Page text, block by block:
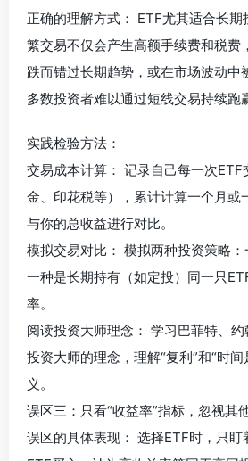
正确的理解方式： ETF尤其适合长
繁交易不仅会产生高额手续费和税费
跌而错过长期趋势，或在市场波动中
多数投资者难以通过短线交易持续跑
实践检验方法：
交易成本计算： 记录自己每一次ETF
金、印花税等），累计计算一个月或
与你的总收益进行对比。
模拟交易对比： 模拟两种投资策略
一种是长期持有（如定投）同一只
率。
阅读投资大师理念： 学习巴菲特、约
投资大师的理念，理解“复利”和“时
义。
误区三：只看“收益率”指标，忽视其
误区的具体表现： 选择ETF时，只盯